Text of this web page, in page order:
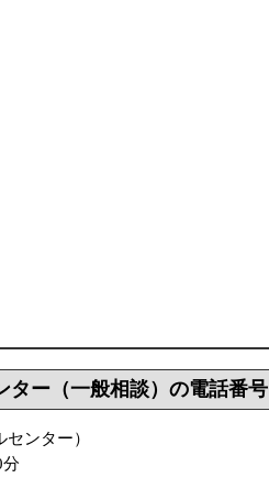
ター（一般相談）の電話番号
ンター）